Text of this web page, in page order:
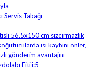
Servis Tabağı